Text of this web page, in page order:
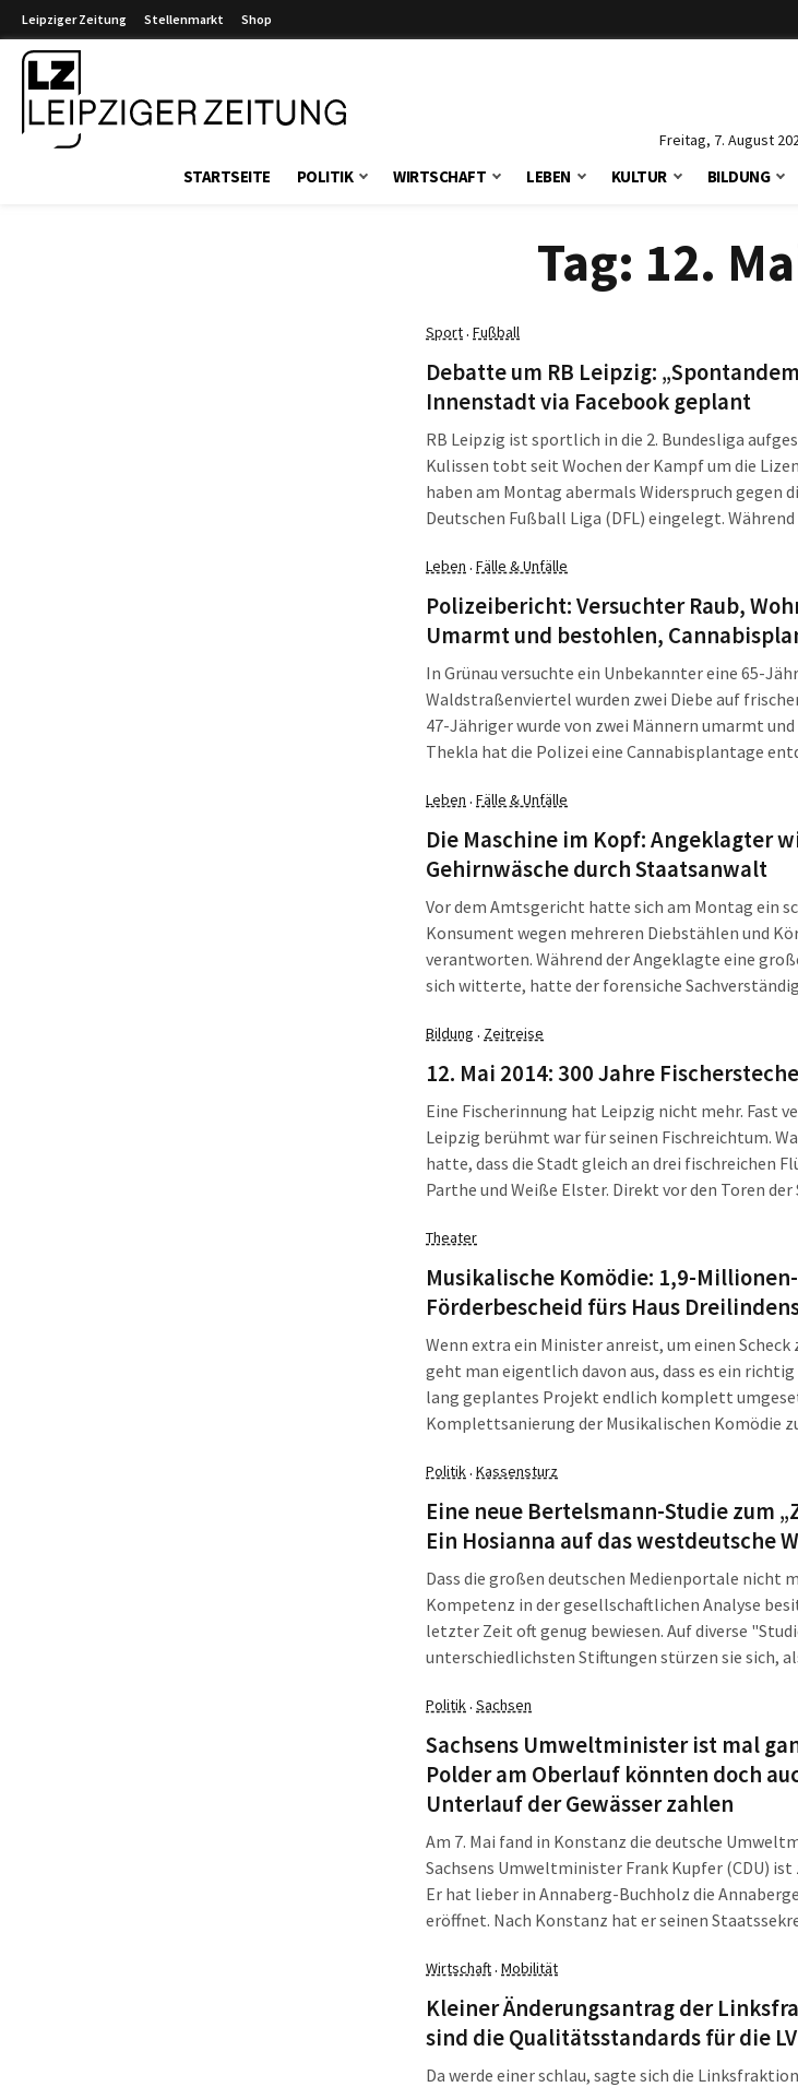
Leipziger Zeitung Stellenmarkt Shop
Freitag, 7. August
STARTSEITE POLITIK WIRTSCHAFT LEBEN KULTUR BILDUNG
Tag: 12.
Sport· Fußball
Debatte um RB Leipzig:
Innenstadt via Facebook geplant
RB Leipzig ist sportlich in die 2. Bundesliga
Kulissen tobt seit Wochen der Kampf um die
haben am Montag abermals Widerspruch gegen
Deutschen Fußball Liga (DFL) eingelegt. Während
Hass-Marsch durch die Leipziger Innenstadt.
Leben · Fälle & Unfälle
Polizeibericht: Versuchter Raub,
Umarmt und bestohlen,
In Grünau versuchte ein Unbekannter eine 65-
Waldstraßenviertel wurden zwei Diebe auf
47-Jähriger wurde von zwei Männern umarmt
Thekla hat die Polizei eine Cannabisplantage
Leben · Fälle & Unfälle
Die Maschine im Kopf: Angeklagter
Gehirnwäsche durch Staatsanwalt
Vor dem Amtsgericht hatte sich am Montag ein
Konsument wegen mehreren Diebstählen und
verantworten. Während der Angeklagte eine
sich witterte, hatte der forensiche
Bildung · Zeitreise
12. Mai 2014: 300 Jahre
Eine Fischerinnung hat Leipzig nicht mehr. Fast
Leipzig berühmt war für seinen Fischreichtum.
hatte, dass die Stadt gleich an drei fischreichen
Parthe und Weiße Elster. Direkt vor den Toren
Fischerstechen statt. Natürlich für einen
Theater
Musikalische Komödie: 1,9-
Förderbescheid fürs Haus
Wenn extra ein Minister anreist, um einen Scheck
geht man eigentlich davon aus, dass es ein
lang geplantes Projekt endlich komplett
Komplettsanierung der Musikalischen Komödie
Schecks durchs Land. Am Montag, 12. Mai, gab's
Leipzig.
Politik· Kassensturz
Eine neue Bertelsmann-Studie zum
Ein Hosianna auf das westdeutsche
Dass die großen deutschen Medienportale nicht
Kompetenz in der gesellschaftlichen Analyse
letzter Zeit oft genug bewiesen. Auf diverse
unterschiedlichsten Stiftungen stürzen sie sich,
Die Bertelsmann-Stiftung hat ein Zahlenwerk
gesellschaftlicher Zusammenhalt" nennt. Und
Stiftung! Man staunt.
Politik· Sachsen
Sachsens Umweltminister ist mal
Polder am Oberlauf könnten doch
Unterlauf der Gewässer zahlen
Am 7. Mai fand in Konstanz die deutsche
Sachsens Umweltminister Frank Kupfer (CDU)
Er hat lieber in Annaberg-Buchholz die
eröffnet. Nach Konstanz hat er seinen
in der Tasche.
Wirtschaft· Mobilität
Kleiner Änderungsantrag der
sind die Qualitätsstandards für die
Da werde einer schlau, sagte sich die